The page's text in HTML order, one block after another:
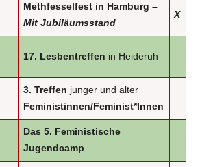
Methfesselfest in Hamburg –
Mit Jubiläumsstand
X
17. Lesbentreffen in Heideruh
3. Treffen junger und alter
Feministinnen/Feminist*Innen
Das 5. Feministische
Jugendcamp